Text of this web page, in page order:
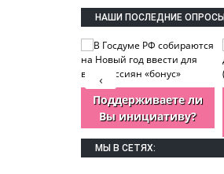
НАШИ ПОСЛЕДНИЕ ОПРОСЫ
Поддерживаете ли
Вы инициативу?
‹
МЫ В СЕТЯХ: